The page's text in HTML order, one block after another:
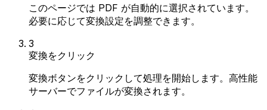
このページでは PDF が自動的に選択されています。
必要に応じて変換設定を調整できます。
3
変換をクリック
変換ボタンをクリックして処理を開始します。高性能
サーバーでファイルが変換されます。